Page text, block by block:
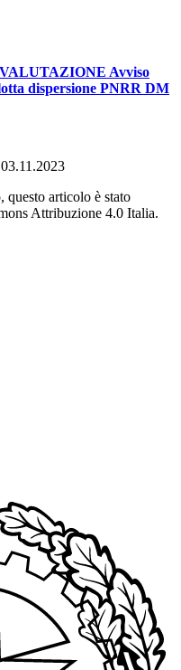
Avviso
dispersione PNRR DM
03.11.2023
questo articolo è stato
Attribuzione 4.0 Italia.